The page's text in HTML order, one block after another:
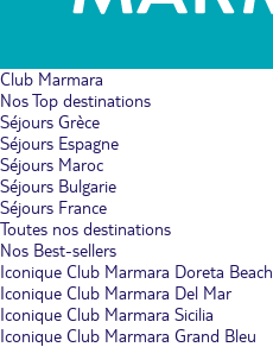
Club Marmara
Nos Top destinations
Séjours Grèce
Séjours Espagne
Séjours Maroc
Séjours Bulgarie
Séjours France
Toutes nos destinations
Nos Best-sellers
Iconique Club Marmara Doreta Beach
Iconique Club Marmara Del Mar
Iconique Club Marmara Sicilia
Iconique Club Marmara Grand Bleu